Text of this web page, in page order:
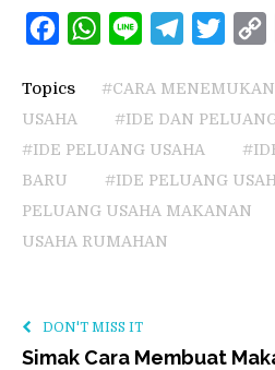
FacebookWhatsApp
Line Telegram
Topics
#CARA
USAHA
#IDE DAN
#IDE PELUANG USAHA
BARU
#IDE PELUANG
PELUANG USAHA MAKANAN
USAHA RUMAHAN
DON'T MISS IT
Simak Cara Membuat